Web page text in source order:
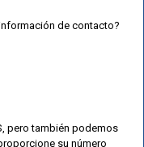
de contacto?
pero también podemos
su número